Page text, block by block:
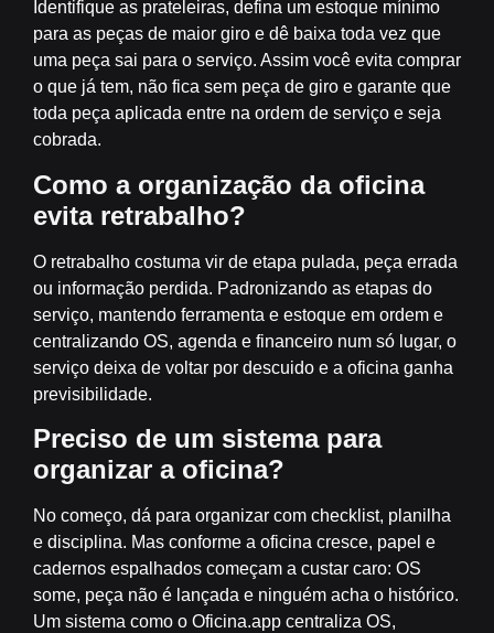
Identifique as prateleiras, defina um estoque mínimo
para as peças de maior giro e dê baixa toda vez que
uma peça sai para o serviço. Assim você evita comprar
o que já tem, não fica sem peça de giro e garante que
toda peça aplicada entre na ordem de serviço e seja
cobrada.
Como a organização da oficina
evita retrabalho?
O retrabalho costuma vir de etapa pulada, peça errada
ou informação perdida. Padronizando as etapas do
serviço, mantendo ferramenta e estoque em ordem e
centralizando OS, agenda e financeiro num só lugar, o
serviço deixa de voltar por descuido e a oficina ganha
previsibilidade.
Preciso de um sistema para
organizar a oficina?
No começo, dá para organizar com checklist, planilha
e disciplina. Mas conforme a oficina cresce, papel e
cadernos espalhados começam a custar caro: OS
some, peça não é lançada e ninguém acha o histórico.
Um sistema como o Oficina.app centraliza OS,